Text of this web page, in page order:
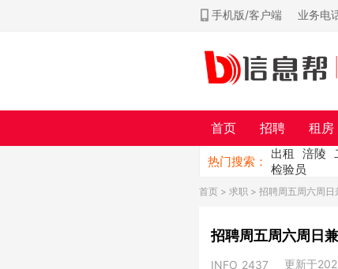
手机版/客户端 业务电
首页 招聘 租房
热门搜索：
出租 涪陵
检验员
首页 > 求职 > 招聘周五周六周日
招聘周五周六周日
INFO_2437 更新于